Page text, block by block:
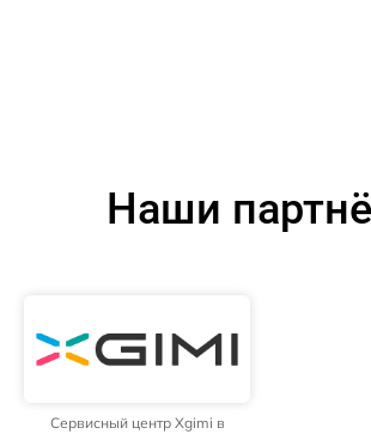
Наши
Сервисный центр Xgimi в